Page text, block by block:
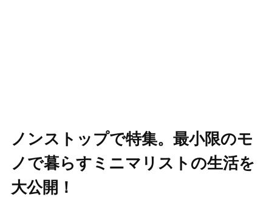
ノンストップで特集。最小限のモ
ノで暮らすミニマリストの生活を
大公開！